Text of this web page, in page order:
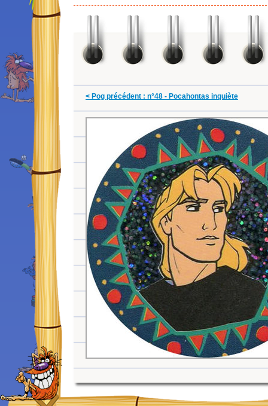
< Pog précédent : n°48 - Pocahontas inquiète